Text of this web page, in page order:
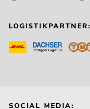
LOGISTIKPARTNER:
SOCIAL MEDIA: